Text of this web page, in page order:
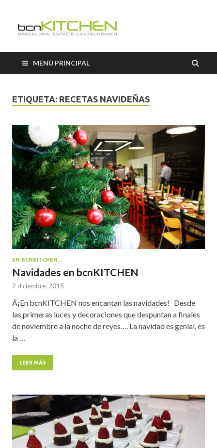
MENÚ PRINCIPAL
ETIQUETA: RECETAS NAVIDEÑAS
EN BCNKITCHEN...
Navidades en bcnKITCHEN
2 diciembre, 2015
Â¡En bcnKITCHEN nos encantan las navidades! Desde
las primeras luces y decoraciones que despuntan a finales
de noviembre a la noche de reyes…. La navidad es genial, es
la …
LEER MÁS